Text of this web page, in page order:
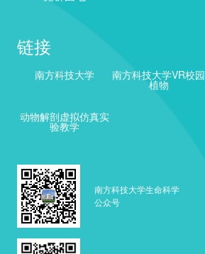
链接
南方科技大学 南方科技大学VR校园
植物
动物解剖虚拟仿真实
验教学
南方科技大学生命科学
公众号